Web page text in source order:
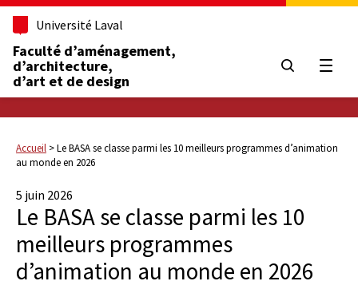
Université Laval
Faculté d’aménagement,
d’architecture,
d’art et de design
Accueil >Le BASA se classe parmi les 10 meilleurs programmes d’animation
au monde en 2026
5 juin 2026
Le BASA se classe parmi les 10
meilleurs programmes
d’animation au monde en 2026